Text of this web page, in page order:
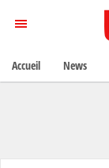
Accueil News